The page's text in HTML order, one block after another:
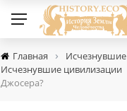
Главная ›
Исчезнувшие цивилизации
Джосера?